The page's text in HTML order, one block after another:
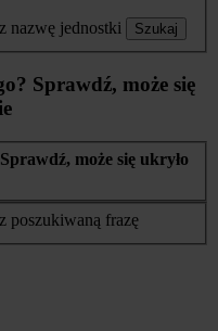
nazwę jednostki Szukaj
Sprawdź, może się
może się ukryło
poszukiwaną frazę